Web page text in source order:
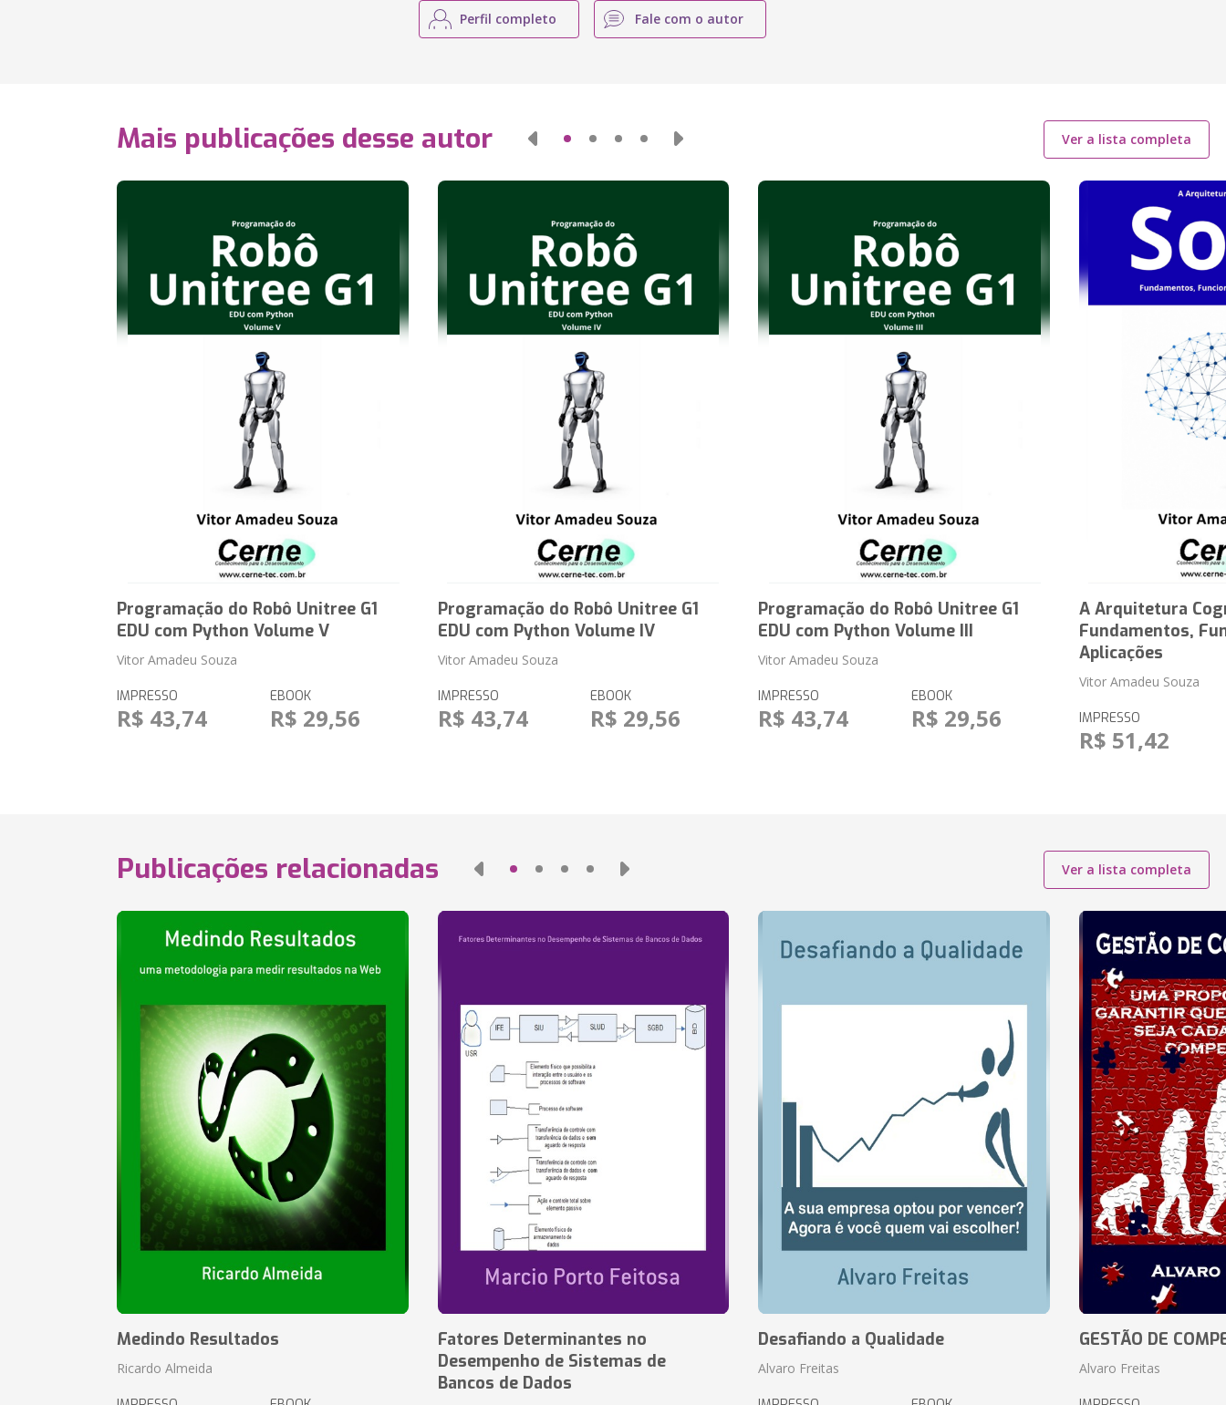
Perfil completo Fale com o autor
Mais publicações desse autor Ver a lista completa
Programação do Robô Unitree G1
EDU com Python Volume V
Vitor Amadeu Souza
IMPRESSO
R$ 43,74
EBOOK
R$ 29,56
Programação do Robô Unitree G1
EDU com Python Volume IV
Vitor Amadeu Souza
IMPRESSO
R$ 43,74
EBOOK
R$ 29,56
Programação do Robô Unitree G1
EDU com Python Volume III
Vitor Amadeu Souza
IMPRESSO
R$ 43,74
EBOOK
R$ 29,56
A Arquitetura
Fundamentos,
Aplicações
Vitor Amadeu Souza
IMPRESSO
R$ 51,42
Publicações relacionadas Ver a lista completa
Medindo Resultados
Ricardo Almeida
Fatores Determinantes no
Desempenho de Sistemas de
Bancos de Dados
Desafiando a Qualidade
Alvaro Freitas
GESTÃO DE
Alvaro Freitas